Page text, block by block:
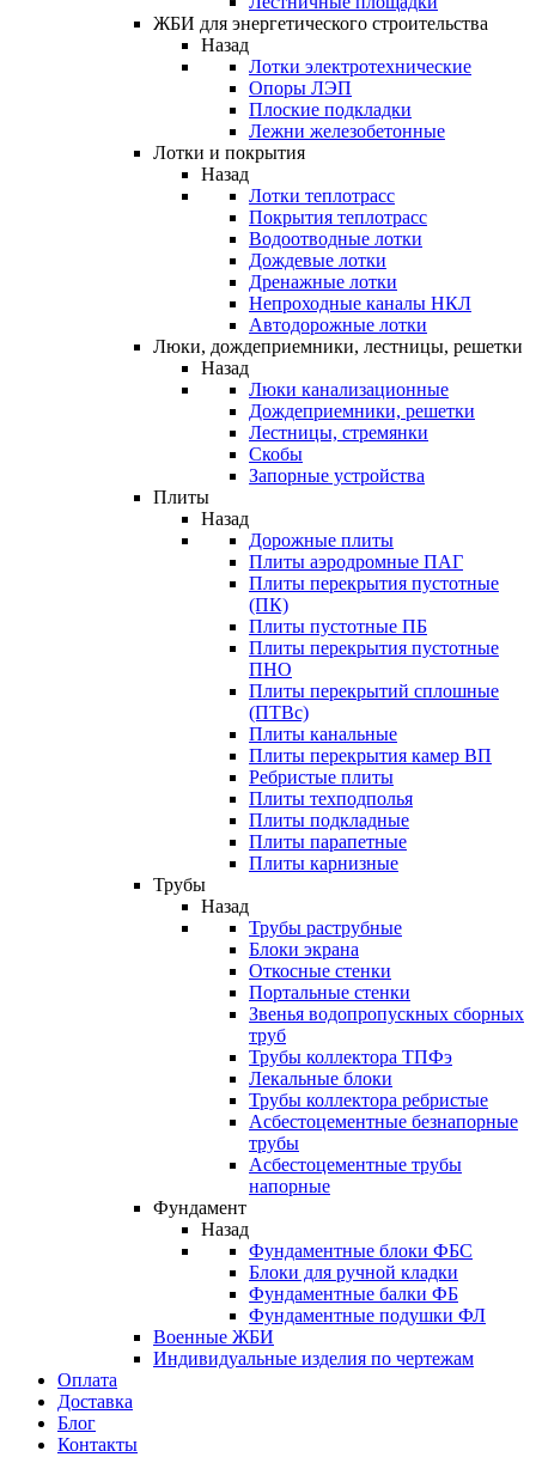
ЖБИ для энергетического строительства
Назад
Лотки электротехнические
Опоры ЛЭП
Плоские подкладки
Лежни железобетонные
Лотки и покрытия
Назад
Лотки теплотрасс
Покрытия теплотрасс
Водоотводные лотки
Дождевые лотки
Дренажные лотки
Непроходные каналы НКЛ
Автодорожные лотки
Люки, дождеприемники, лестницы, решетки
Назад
Люки канализационные
Дождеприемники, решетки
Лестницы, стремянки
Скобы
Запорные устройства
Плиты
Назад
Дорожные плиты
Плиты аэродромные ПАГ
Плиты перекрытия пустотные
(ПК)
Плиты пустотные ПБ
Плиты перекрытия пустотные
ПНО
Плиты перекрытий сплошные
(ПТВс)
Плиты канальные
Плиты перекрытия камер ВП
Ребристые плиты
Плиты техподполья
Плиты подкладные
Плиты парапетные
Плиты карнизные
Трубы
Назад
Трубы раструбные
Блоки экрана
Откосные стенки
Портальные стенки
Звенья водопропускных сборных
труб
Трубы коллектора ТПФэ
Лекальные блоки
Трубы коллектора ребристые
Асбестоцементные безнапорные
трубы
Асбестоцементные трубы
напорные
Фундамент
Назад
Фундаментные блоки ФБС
Блоки для ручной кладки
Фундаментные балки ФБ
Фундаментные подушки ФЛ
Военные ЖБИ
Индивидуальные изделия по чертежам
Оплата
Доставка
Блог
Контакты